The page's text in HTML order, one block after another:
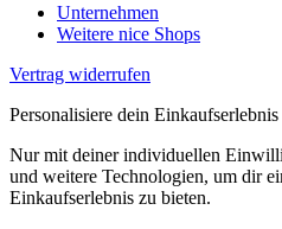
Unternehmen
Weitere nice Shops
Vertrag widerrufen
Personalisiere dein Einkaufserlebnis
Nur mit deiner individuellen
und weitere Technologien, um dir
Einkaufserlebnis zu bieten.